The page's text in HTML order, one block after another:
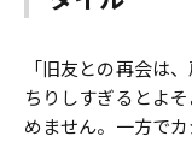
「旧友との再会は
ちりしすぎるとよ
めません。一方で